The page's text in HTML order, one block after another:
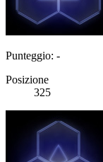
Punteggio: -
Posizione
325